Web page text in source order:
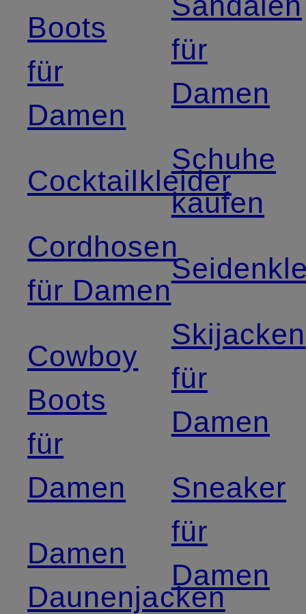
Boots
für
Damen
Cocktailkleider
Cordhosen
für Damen
Cowboy
Boots
für
Damen
Damen
Daunenjacken
für
Damen
Schuhe
kaufen
Skijacken
für
Damen
Sneaker
für
Damen